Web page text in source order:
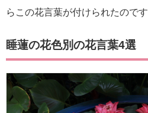
らこの花言葉が付けられたのです
睡蓮の花色別の花言葉4選